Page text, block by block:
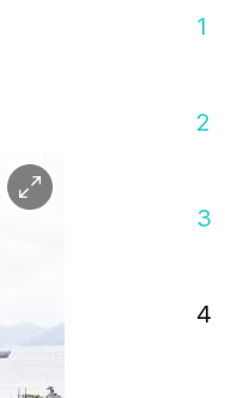
이
미
대
1
2
3
4